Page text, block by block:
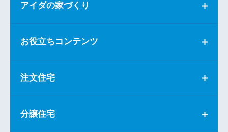
アイダの家づくり
お役立ちコンテンツ
注文住宅
分譲住宅